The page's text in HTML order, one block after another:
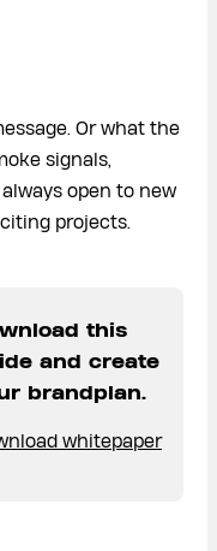
Or what the
signals,
open to new
projects.
this
and create
brandplan.
whitepaper